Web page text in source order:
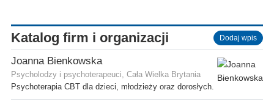
Katalog firm i organizacji Dodaj wpis
Joanna Bienkowska
Psycholodzy i psychoterapeuci, Cała Wielka Brytania
Psychoterapia CBT dla dzieci, młodzieży oraz dorosłych.